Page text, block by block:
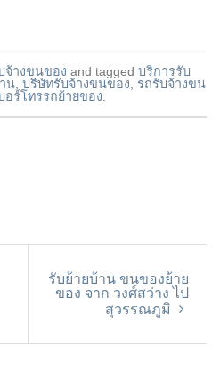
จ้างขนของ and tagged บริการรับ
น บริษัทรับจ้างขนของ
รถรับจ้างขน
อร์โทรรถย้ายของ
รับย้ายบ้าน ขนของย้าย
ของ จาก วงศ์สว่าง ไป
สุวรรณภูมิ